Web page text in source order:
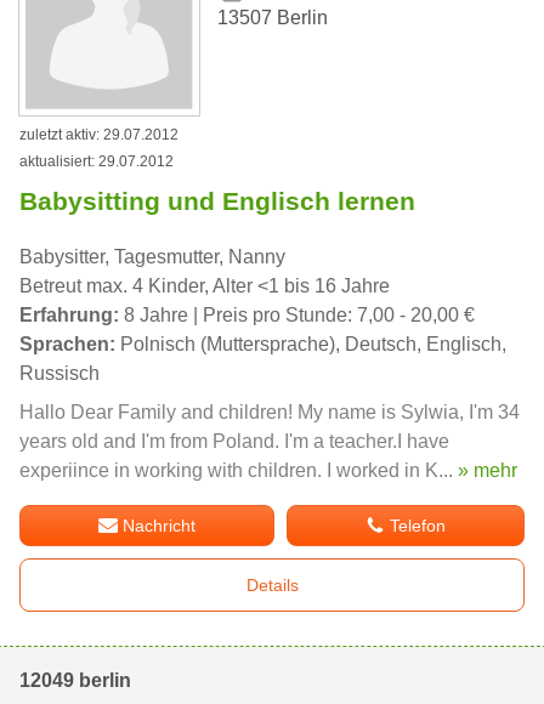
13507 Berlin
zuletzt aktiv: 29.07.2012
aktualisiert: 29.07.2012
Babysitting und Englisch lernen
Babysitter, Tagesmutter, Nanny
Betreut max. 4 Kinder, Alter <1 bis 16 Jahre
Erfahrung: 8 Jahre | Preis pro Stunde: 7,00 - 20,00 €
Sprachen: Polnisch (Muttersprache), Deutsch, Englisch,
Russisch
Hallo Dear Family and children! My name is Sylwia, I'm 34
years old and I'm from Poland. I'm a teacher.I have
experiince in working with children. I worked in K... » mehr
Nachricht Telefon
Details
12049 berlin